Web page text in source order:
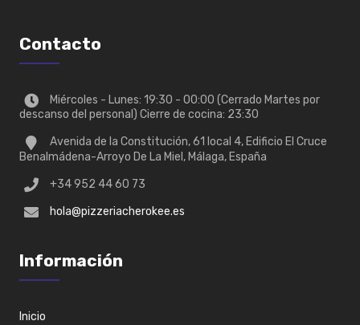
Contacto
Miércoles - Lunes: 19:30 - 00:00 (Cerrado Martes por
descanso del personal) Cierre de cocina: 23:30
Avenida de la Constitución, 61 local 4, Edificio El Cruce
Benalmádena-Arroyo De La Miel, Málaga, España
+34 952 44 60 73
hola@pizzeriacherokee.es
Información
Inicio